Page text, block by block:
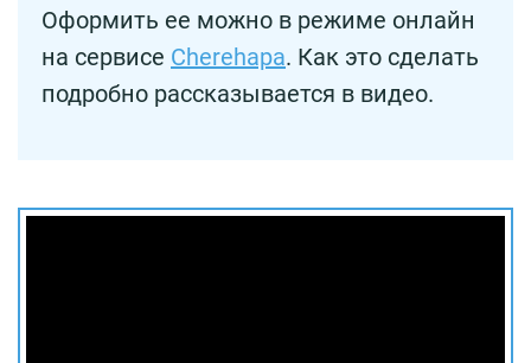
Оформить ее можно в режиме онлайн
на сервисе Cherehapa. Как это сделать
подробно рассказывается в видео.